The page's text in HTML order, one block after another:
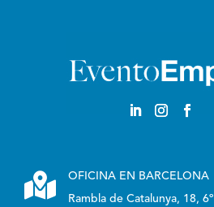

OFICINA EN BARCELONA
Rambla de Catalunya, 18, 6º